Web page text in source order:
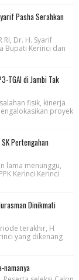
Pasha Serahkan
RI, Dr. H. Syarif
Bupati Kerinci dan
TGAI di Jambi Tak
fisik, kinerja
proyek
Pertengahan
lama menunggu,
Kerinci Kerinci
Dinikmati
terakhir, H
yang dikenang
namanya